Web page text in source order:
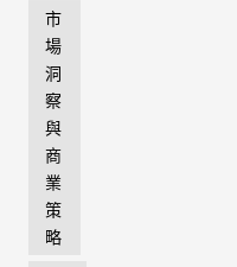
市
場
洞
察
與
商
業
策
略